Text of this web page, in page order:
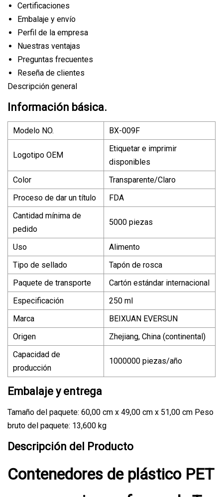
Certificaciones
Embalaje y envío
Perfil de la empresa
Nuestras ventajas
Preguntas frecuentes
Reseña de clientes
Descripción general
Información básica.
Modelo NO. BX-009F
Logotipo OEM
Etiquetar e imprimir
disponibles
Color
Transparente/Claro
Proceso de dar un título
FDA
Cantidad mínima de
pedido
5000 piezas
Uso
Alimento
Tipo de sellado
Tapón de rosca
Paquete de transporte
Cartón estándar internacional
Especificación
250 ml
Marca
BEIXUAN EVERSUN
Origen
Zhejiang, China (continental)
Capacidad de
producción
1000000 piezas/año
Embalaje y entrega
Tamaño del paquete: 60,00 cm x 49,00 cm x 51,00 cm Peso
bruto del paquete: 13,600 kg
Descripción del Producto
Contenedores de plástico PET